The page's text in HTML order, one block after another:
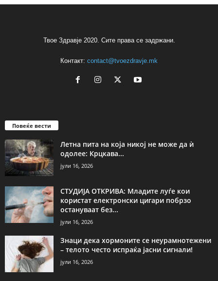
Твое Здравје 2020. Сите права се задржани.
Контакт: contact@tvoezdravje.mk
Повеќе вести
Летна пита на која никој не може да ѝ
одолее: Крцкава...
јули 16, 2026
СТУДИЈА ОТКРИВА: Младите луѓе кои
користат електронски цигари побрзо
остануваат без...
јули 16, 2026
Знаци дека хормоните се неурамнотежени
– телото често испраќа јасни сигнали!
јули 16, 2026